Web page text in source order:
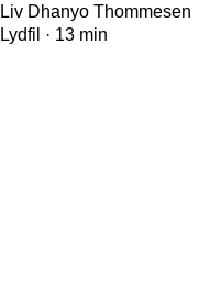
Liv Dhanyo Thommesen
Lydfil · 13 min